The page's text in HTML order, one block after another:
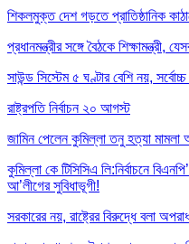
শিকলমুক্ত দেশ গড়তে প্রাতিষ্ঠানিক
প্রধানমন্ত্রীর সঙ্গে বৈঠকে শিক্ষামন্ত্রী,
সাউন্ড সিস্টেম ৫ ঘণ্টার বেশি নয়,
রাষ্ট্রপতি নির্বাচন ২০ আগস্ট
জামিন পেলেন কুমিল্লা তনু হত্যা মামলা
কুমিল্লা কে টিসিসিএ লি:নির্বাচনে
আ’লীগের সুবিধাভূগী!
সরকারের নয়, রাষ্ট্রের বিরুদ্ধে বলা